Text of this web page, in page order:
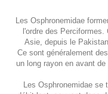
Les Osphronemidae
l'ordre des
Asie, depuis le
Ce sont généralement
un long rayon en avant
Les Osphronemidae se